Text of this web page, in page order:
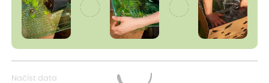
Načíst data